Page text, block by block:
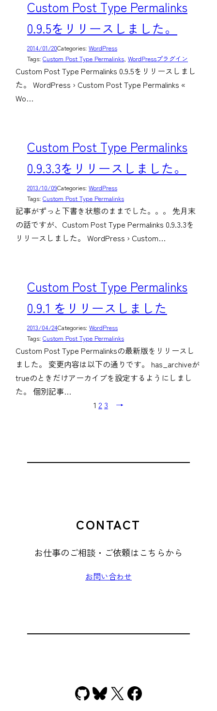
Custom Post Type Permalinks
0.9.5をリリースしました。
2014/01/20Categories: WordPress
Tags: Custom Post Type Permalinks, WordPressプラグイン
Custom Post Type Permalinks 0.9.5をリリースしまし
た。 WordPress › Custom Post Type Permalinks «
Wo…
Custom Post Type Permalinks
0.9.3.3をリリースしました。
2013/10/09Categories: WordPress
Tags: Custom Post Type Permalinks
記事がずっと下書き状態のままでした。。。 先月末
の話ですが、Custom Post Type Permalinks 0.9.3.3を
リリースしました。 WordPress › Custom…
Custom Post Type Permalinks
0.9.1 をリリースしました
2013/04/24Categories: WordPress
Tags: Custom Post Type Permalinks
Custom Post Type Permalinksの最新版をリリースし
ました。 変更内容は以下の通りです。 has_archiveが
trueのときだけアーカイブを設定するようにしまし
た。 個別記事…
1 2 3 →
CONTACT
お仕事のご相談・ご依頼はこちらから
お問い合わせ
GitHub
Bluesky
X Facebook